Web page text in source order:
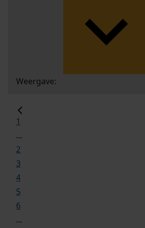
Weergave:
1
...
2
3
4
5
6
...